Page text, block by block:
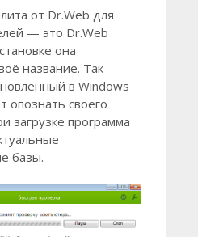
от Dr.Web для
— это Dr.Web
она
название. Так
в Windows
опознать своего
загрузке программа
базы.